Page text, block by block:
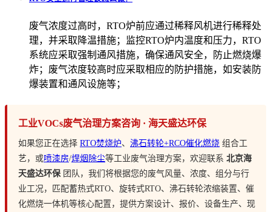
废气浓度过高时，RTO炉前应通过稀释风机进行稀释处
理，并采取降温措施；监控RTO炉内温度和压力，RTO
系统应采取强制通风措施，确保通风安全，防止燃烧爆
炸；废气浓度较高时应采取相应的防护措施，如安装防
爆装置和通风设施等；
工业VOCs废气治理方案咨询 · 海天盛达环保
如果您正在选择 RTO焚烧炉、 沸石转轮+RCO催化燃烧 组合工
艺，或喷漆房/焊烟除尘等工业废气治理方案，欢迎联系 北京海
天盛达环保 团队，我们将根据您的废气风量、浓度、组分与行
业工况，匹配蓄热式RTO、旋转式RTO、沸石转轮浓缩装置、催
化燃烧一体机等核心配置，提供方案设计、报价、设备生产、现